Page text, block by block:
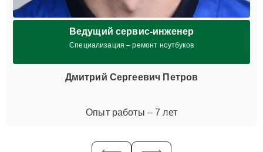
Ведущий сервис-инженер
Специализация – ремонт ноутбуков
Дмитрий Сергеевич Петров
Опыт работы – 7 лет